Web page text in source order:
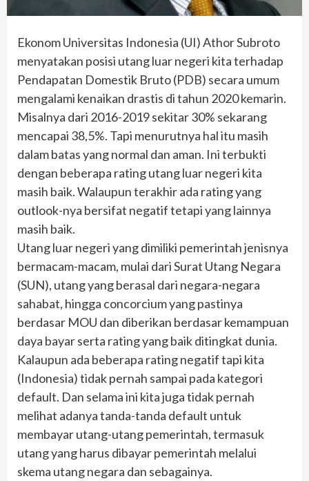
Ekonom Universitas Indonesia (UI) Athor Subroto
menyatakan posisi utang luar negeri kita terhadap
Pendapatan Domestik Bruto (PDB) secara umum
mengalami kenaikan drastis di tahun 2020 kemarin.
Misalnya dari 2016-2019 sekitar 30% sekarang
mencapai 38,5%. Tapi menurutnya hal itu masih
dalam batas yang normal dan aman. Ini terbukti
dengan beberapa rating utang luar negeri kita
masih baik. Walaupun terakhir ada rating yang
outlook-nya bersifat negatif tetapi yang lainnya
masih baik.
Utang luar negeri yang dimiliki pemerintah jenisnya
bermacam-macam, mulai dari Surat Utang Negara
(SUN), utang yang berasal dari negara-negara
sahabat, hingga concorcium yang pastinya
berdasar MOU dan diberikan berdasar kemampuan
daya bayar serta rating yang baik ditingkat dunia.
Kalaupun ada beberapa rating negatif tapi kita
(Indonesia) tidak pernah sampai pada kategori
default. Dan selama ini kita juga tidak pernah
melihat adanya tanda-tanda default untuk
membayar utang-utang pemerintah, termasuk
utang yang harus dibayar pemerintah melalui
skema utang negara dan sebagainya.